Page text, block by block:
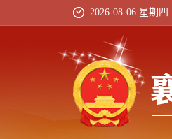
2026-08-06 星期四